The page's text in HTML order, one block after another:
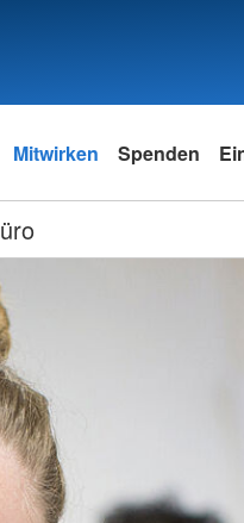
Mitwirken Spenden